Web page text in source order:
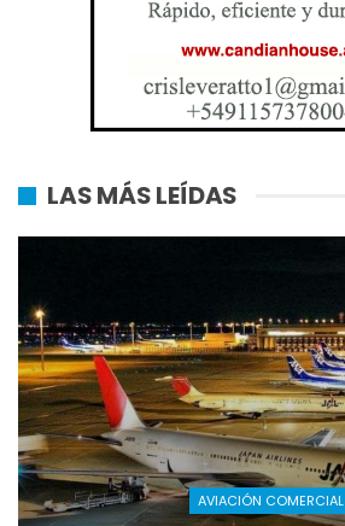
LAS MÁS LEÍDAS
AVIACIÓN COMERCIAL